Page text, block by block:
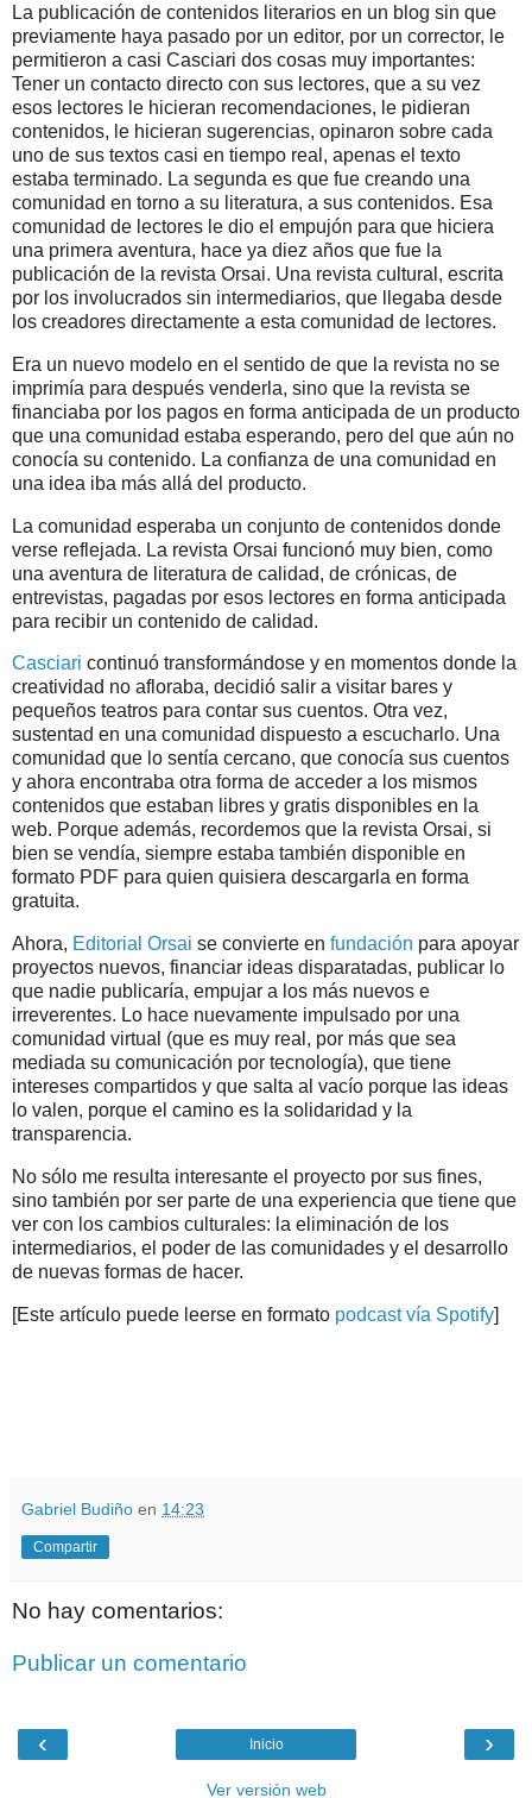
La publicación de contenidos literarios en un blog sin que
previamente haya pasado por un editor, por un corrector, le
permitieron a casi Casciari dos cosas muy importantes:
Tener un contacto directo con sus lectores, que a su vez
esos lectores le hicieran recomendaciones, le pidieran
contenidos, le hicieran sugerencias, opinaron sobre cada
uno de sus textos casi en tiempo real, apenas el texto
estaba terminado. La segunda es que fue creando una
comunidad en torno a su literatura, a sus contenidos. Esa
comunidad de lectores le dio el empujón para que hiciera
una primera aventura, hace ya diez años que fue la
publicación de la revista Orsai. Una revista cultural, escrita
por los involucrados sin intermediarios, que llegaba desde
los creadores directamente a esta comunidad de lectores.
Era un nuevo modelo en el sentido de que la revista no se
imprimía para después venderla, sino que la revista se
financiaba por los pagos en forma anticipada de un producto
que una comunidad estaba esperando, pero del que aún no
conocía su contenido. La confianza de una comunidad en
una idea iba más allá del producto.
La comunidad esperaba un conjunto de contenidos donde
verse reflejada. La revista Orsai funcionó muy bien, como
una aventura de literatura de calidad, de crónicas, de
entrevistas, pagadas por esos lectores en forma anticipada
para recibir un contenido de calidad.
Casciari continuó transformándose y en momentos donde la
creatividad no afloraba, decidió salir a visitar bares y
pequeños teatros para contar sus cuentos. Otra vez,
sustentad en una comunidad dispuesto a escucharlo. Una
comunidad que lo sentía cercano, que conocía sus cuentos
y ahora encontraba otra forma de acceder a los mismos
contenidos que estaban libres y gratis disponibles en la
web. Porque además, recordemos que la revista Orsai, si
bien se vendía, siempre estaba también disponible en
formato PDF para quien quisiera descargarla en forma
gratuita.
Ahora, Editorial Orsai se convierte en fundación para apoyar
proyectos nuevos, financiar ideas disparatadas, publicar lo
que nadie publicaría, empujar a los más nuevos e
irreverentes. Lo hace nuevamente impulsado por una
comunidad virtual (que es muy real, por más que sea
mediada su comunicación por tecnología), que tiene
intereses compartidos y que salta al vacío porque las ideas
lo valen, porque el camino es la solidaridad y la
transparencia.
No sólo me resulta interesante el proyecto por sus fines,
sino también por ser parte de una experiencia que tiene que
ver con los cambios culturales: la eliminación de los
intermediarios, el poder de las comunidades y el desarrollo
de nuevas formas de hacer.
[Este artículo puede leerse en formato podcast vía Spotify]
Gabriel Budiño en 14:23
Compartir
No hay comentarios:
Publicar un comentario
‹ ›
Inicio
Ver versión web